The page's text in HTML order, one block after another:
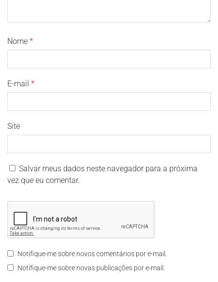
Nome *
E-mail *
Site
Salvar meus dados neste navegador para a próxima
vez que eu comentar.
Notifique-me sobre novos comentários por e-mail.
Notifique-me sobre novas publicações por e-mail.